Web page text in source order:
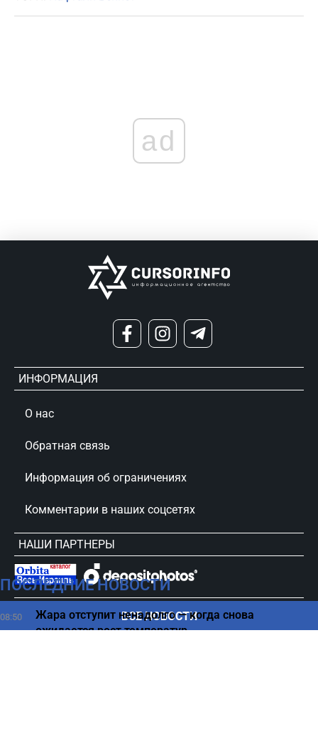
ПОСЛЕДНИЕ НОВОСТИ
08:50
Жара отступит ненадолго — когда снова
ожидается рост температур
ВСЕ НОВОСТИ
ad
ИНФОРМАЦИЯ
О нас
Обратная связь
Информация об ограничениях
Комментарии в наших соцсетях
НАШИ ПАРТНЕРЫ
сursorinfo.co.il © Все права защищены